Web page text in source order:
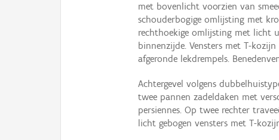
met bovenlicht voorzien van
schouderbogige omlijsting met
rechthoekige omlijsting met licht
binnenzijde. Vensters met T-
afgeronde lekdrempels.
Achtergevel volgens
twee pannen zadeldaken met
persiennes. Op twee rechter
licht gebogen vensters met T-